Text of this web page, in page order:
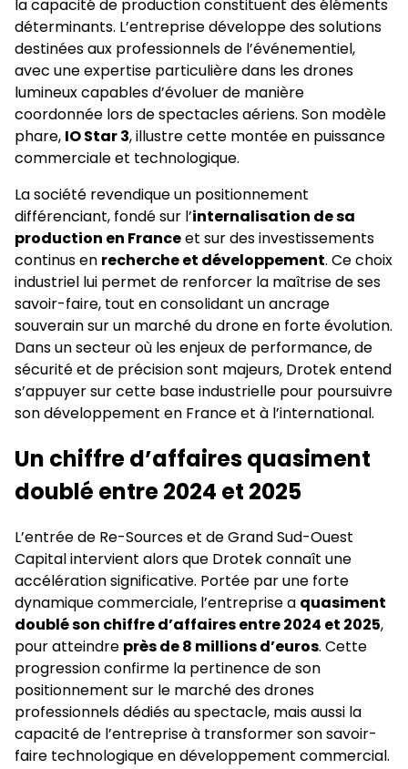
la capacité de production constituent des éléments
déterminants. L’entreprise développe des solutions
destinées aux professionnels de l’événementiel,
avec une expertise particulière dans les drones
lumineux capables d’évoluer de manière
coordonnée lors de spectacles aériens. Son modèle
phare, IO Star 3, illustre cette montée en puissance
commerciale et technologique.
La société revendique un positionnement
différenciant, fondé sur l’internalisation de sa
production en Franceet sur des investissements
continus en recherche et développement. Ce choix
industriel lui permet de renforcer la maîtrise de ses
savoir-faire, tout en consolidant un ancrage
souverain sur un marché du drone en forte évolution.
Dans un secteur où les enjeux de performance, de
sécurité et de précision sont majeurs, Drotek entend
s’appuyer sur cette base industrielle pour poursuivre
son développement en France et à l’international.
Un chiffre d’affaires quasiment
doublé entre 2024 et 2025
L’entrée de Re-Sources et de Grand Sud-Ouest
Capital intervient alors que Drotek connaît une
accélération significative. Portée par une forte
dynamique commerciale, l’entreprise a quasiment
doublé son chiffre d’affaires entre 2024 et 2025,
pour atteindre près de 8 millions d’euros. Cette
progression confirme la pertinence de son
positionnement sur le marché des drones
professionnels dédiés au spectacle, mais aussi la
capacité de l’entreprise à transformer son savoir-
faire technologique en développement commercial.